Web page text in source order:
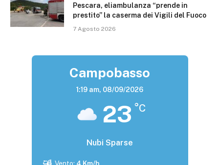
Pescara, eliambulanza “prende in
prestito” la caserma dei Vigili del Fuoco
7 Agosto 2026
Campobasso
1:19 am, 08/09/2026
23 °C
Nubi Sparse